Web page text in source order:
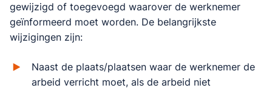
gewijzigd of toegevoegd waarover de werknemer
geïnformeerd moet worden. De belangrijkste
wijzigingen zijn:
Naast de plaats/plaatsen waar de werknemer de
arbeid verricht moet, als de arbeid niet